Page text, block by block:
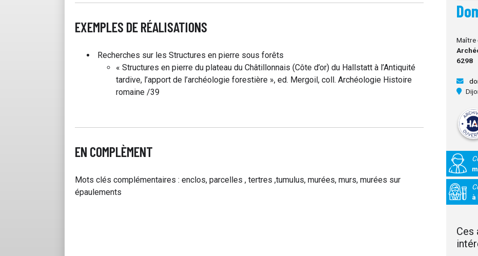
EXEMPLES DE RÉALISATIONS
Recherches sur les Structures en pierre sous forêts
« Structures en pierre du plateau du Châtillonnais (Côte d’or) du Hallstatt à l’Antiquité
tardive, l’apport de l’archéologie forestière », ed. Mergoil, coll. Archéologie Histoire
romaine /39
EN COMPLÈMENT
Mots clés complémentaires : enclos, parcelles , tertres ,tumulus, murées, murs, murées sur
épaulements
Maître
6298
à
Ces